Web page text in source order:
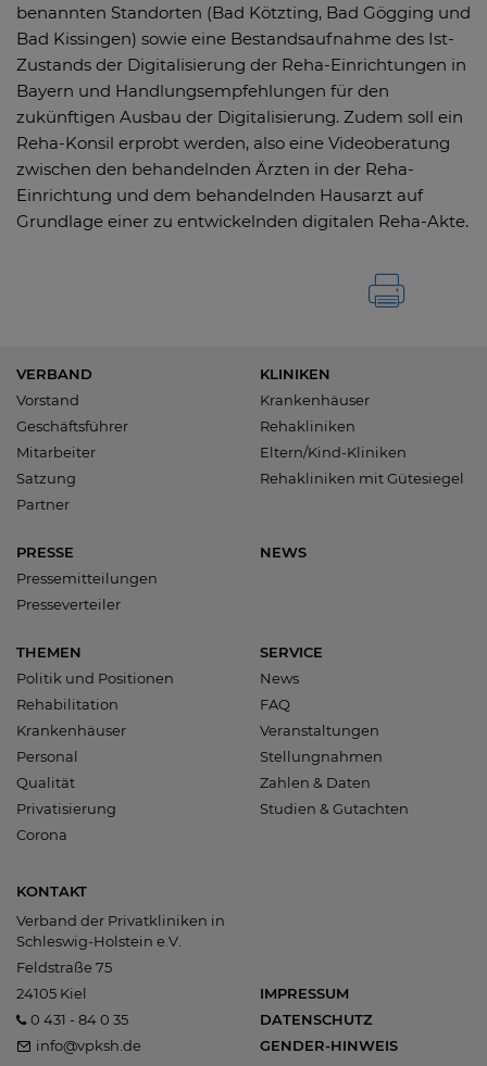
benannten Standorten (Bad Kötzting, Bad Gögging und
Bad Kissingen) sowie eine Bestandsaufnahme des Ist-
Zustands der Digitalisierung der Reha-Einrichtungen in
Bayern und Handlungsempfehlungen für den
zukünftigen Ausbau der Digitalisierung. Zudem soll ein
Reha-Konsil erprobt werden, also eine Videoberatung
zwischen den behandelnden Ärzten in der Reha-
Einrichtung und dem behandelnden Hausarzt auf
Grundlage einer zu entwickelnden digitalen Reha-Akte.
VERBAND
Vorstand
Geschäftsführer
Mitarbeiter
Satzung
Partner
KLINIKEN
Krankenhäuser
Rehakliniken
Eltern/Kind-Kliniken
Rehakliniken mit Gütesiegel
PRESSE
Pressemitteilungen
Presseverteiler
NEWS
THEMEN
Politik und Positionen
Rehabilitation
Krankenhäuser
Personal
Qualität
Privatisierung
Corona
SERVICE
News
FAQ
Veranstaltungen
Stellungnahmen
Zahlen & Daten
Studien & Gutachten
KONTAKT
Verband der Privatkliniken in
Schleswig-Holstein e.V.
Feldstraße 75
24105 Kiel
0 431 - 84 0 35
info@vpksh.de
IMPRESSUM
DATENSCHUTZ
GENDER-HINWEIS